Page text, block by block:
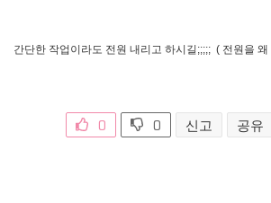
간단한 작업이라도 전원 내리고 하시길;;;;;  ( 전원을
0 0 신고 공유